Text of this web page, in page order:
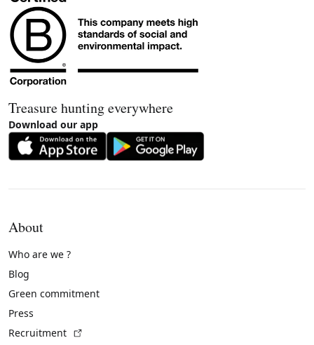
Treasure hunting everywhere
Download our app
About
Who are we ?
Blog
Green commitment
Press
Recruitment